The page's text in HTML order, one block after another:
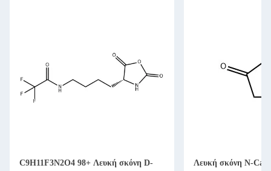
C9H11F3N2O4 98+ Λευκή σκόνη D-
Λευκή σκόνη N-